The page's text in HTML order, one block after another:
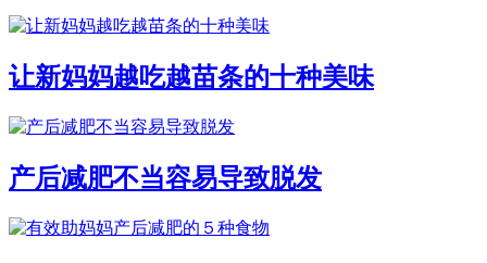
让新妈妈越吃越苗条的十种美味
产后减肥不当容易导致脱发